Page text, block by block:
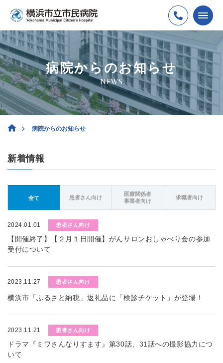
病院からのお知らせ
NEWS
病院からのお知らせ
新着情報
全て 患者さん向け
医療関係者
事業者向け
求職者向け
2024.01.01 患者さん向け
【開催終了】【２月１日開催】がんサロンおしゃべり会の参加
受付について
2023.11.27 患者さん向け
横浜市「ふるさと納税」返礼品に「検診チケット」が登場！
2023.11.21 患者さん向け
ドラマ『ミワさんなりすます』第30話、31話への撮影協力につ
いて